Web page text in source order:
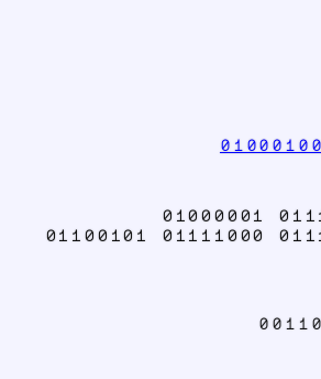
01000001
01100101 01111000